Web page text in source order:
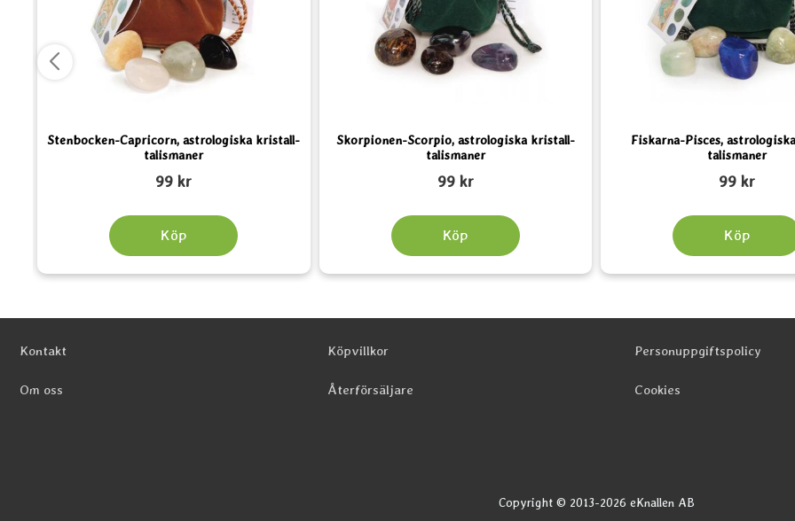
Stenbocken-Capricorn, astrologiska kristall-
talismaner
99 kr
Köp
Skorpionen-Scorpio, astrologiska kristall-
talismaner
99 kr
Köp
Fiskarna-Pisces,
talismaner
99 kr
Köp
Sidfot Blandad info och länkar
Kontakt
Om oss
Köpvillkor
Återförsäljare
Personuppgiftspolicy
Cookies
Copyright © 2013-2026 eKnallen AB